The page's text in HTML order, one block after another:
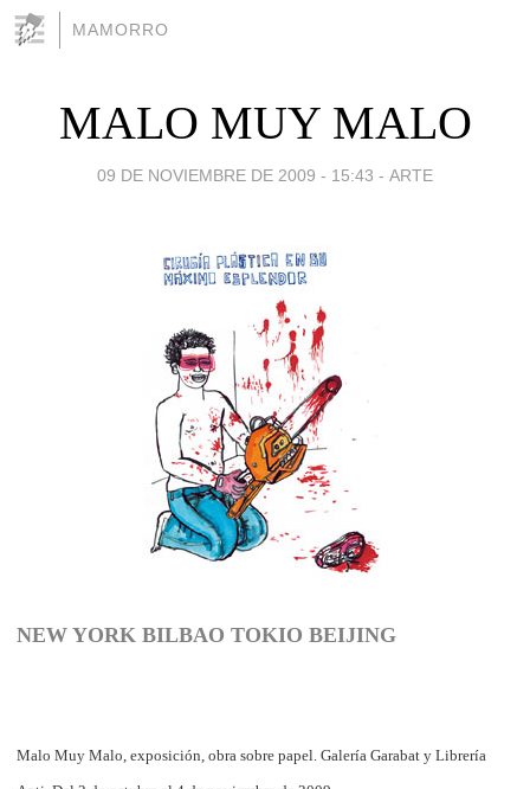
MAMORRO
MALO MUY MALO
09 DE NOVIEMBRE DE 2009 - 15:43 - ARTE
NEW YORK BILBAO TOKIO BEIJING
Malo Muy Malo, exposición, obra sobre papel. Galería Garabat y Librería